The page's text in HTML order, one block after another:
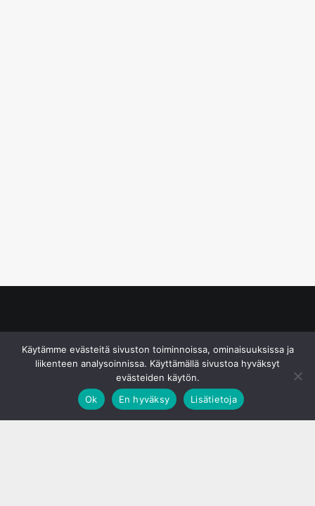
Käytämme evästeitä sivuston toiminnoissa, ominaisuuksissa ja
liikenteen analysoinnissa. Käyttämällä sivustoa hyväksyt
evästeiden käytön.
Ok
En hyväksy Lisätietoja